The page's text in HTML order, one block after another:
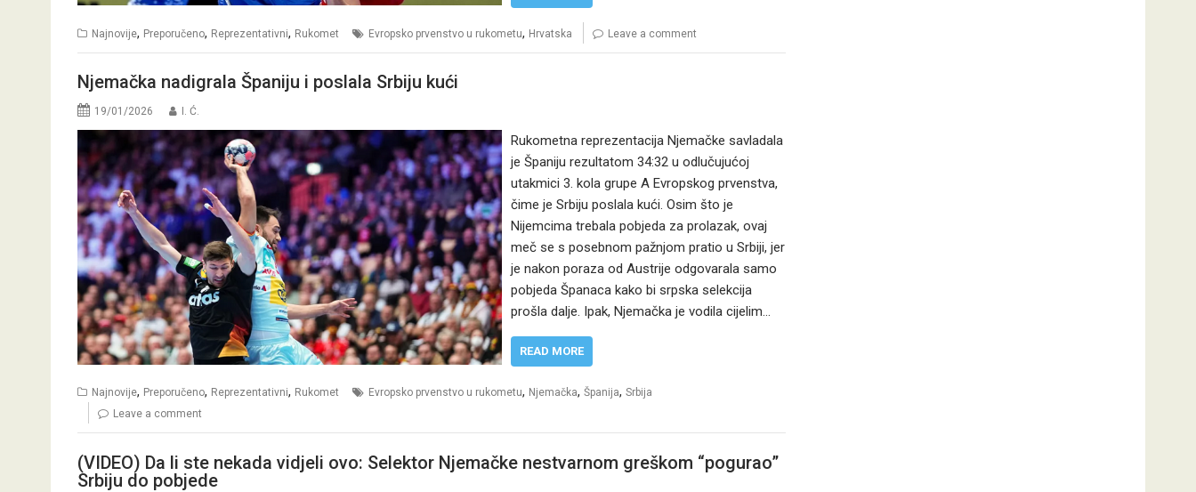
Najnovije, Preporučeno, Reprezentativni, Rukomet Evropsko prvenstvo u rukometu, Hrvatska Leave a comment
Njemačka nadigrala Španiju i poslala Srbiju kući
19/01/2026 I. Ć.
Rukometna reprezentacija Njemačke savladala
je Španiju rezultatom 34:32 u odlučujućoj
utakmici 3. kola grupe A Evropskog prvenstva,
čime je Srbiju poslala kući. Osim što je
Nijemcima trebala pobjeda za prolazak, ovaj
meč se s posebnom pažnjom pratio u Srbiji, jer
je nakon poraza od Austrije odgovarala samo
pobjeda Španaca kako bi srpska selekcija
prošla dalje. Ipak, Njemačka je vodila cijelim…
READ MORE
Najnovije, Preporučeno, Reprezentativni, Rukomet Evropsko prvenstvo u rukometu, Njemačka, Španija, Srbija
Leave a comment
(VIDEO) Da li ste nekada vidjeli ovo: Selektor Njemačke nestvarnom greškom “pogurao”
Srbiju do pobjede